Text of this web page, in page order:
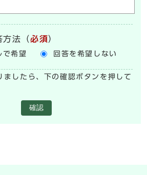
方法 （必須）
で希望 回答を希望しない
ましたら、下の確認ボタンを押して
確認